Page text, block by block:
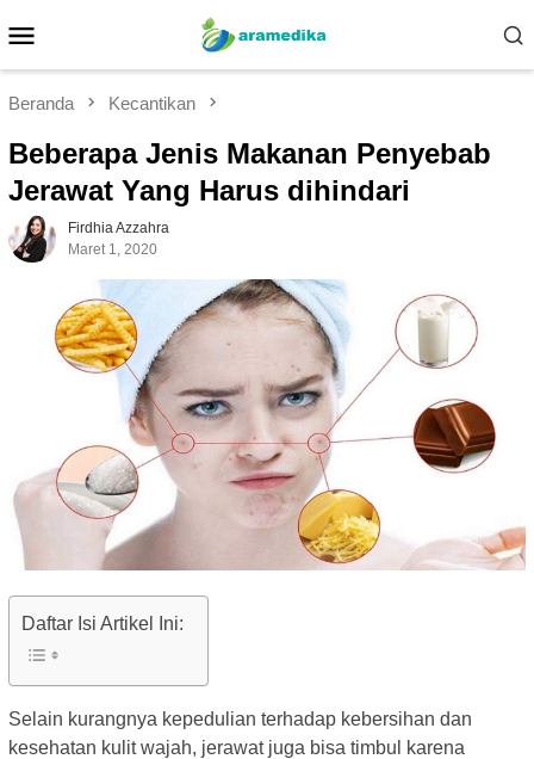
ke
kontenMobile
Beranda Kecantikan
Beberapa Jenis Makanan Penyebab
Jerawat Yang Harus dihindari
Firdhia Azzahra
Maret 1, 2020
Daftar Isi Artikel Ini:
Selain kurangnya kepedulian terhadap kebersihan dan
kesehatan kulit wajah, jerawat juga bisa timbul karena